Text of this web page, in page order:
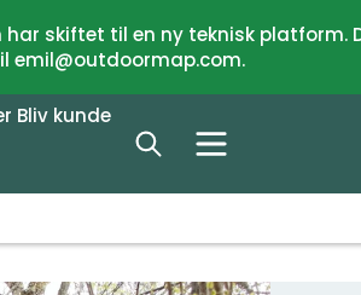
skiftet til en ny teknisk platform.
emil@outdoormap.com.
Bliv kunde